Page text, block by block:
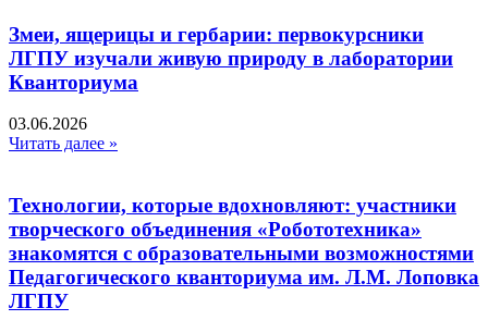
Змеи, ящерицы и гербарии: первокурсники
ЛГПУ изучали живую природу в лаборатории
Кванториума
03.06.2026
Читать далее »
Технологии, которые вдохновляют: участники
творческого объединения «Робототехника»
знакомятся с образовательными возможностями
Педагогического кванториума им. Л.М. Лоповка
ЛГПУ